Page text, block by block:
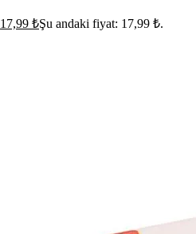
17,99 ₺Şu andaki fiyat: 17,99 ₺.